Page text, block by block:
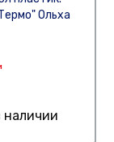
Ольха
наличии